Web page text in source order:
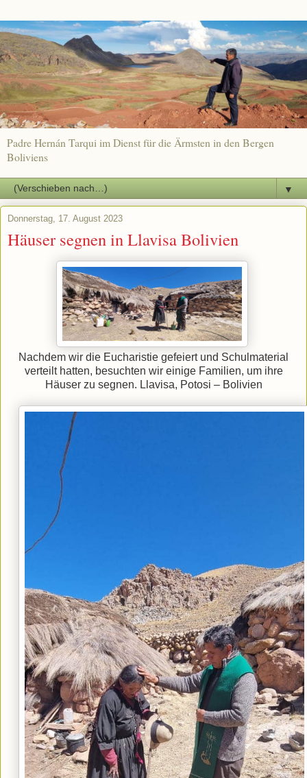
Padre Hernán Tarqui im Dienst für die Ärmsten in den Bergen
Boliviens
▼
Donnerstag, 17. August 2023
Häuser segnen in Llavisa Bolivien
Nachdem wir die Eucharistie gefeiert und Schulmaterial
verteilt hatten, besuchten wir einige Familien, um ihre
Häuser zu segnen. Llavisa, Potosi – Bolivien